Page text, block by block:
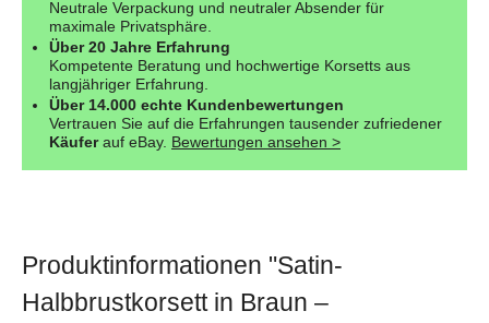
Neutrale Verpackung und neutraler Absender für
maximale Privatsphäre.
Über 20 Jahre Erfahrung
Kompetente Beratung und hochwertige Korsetts aus
langjähriger Erfahrung.
Über 14.000 echte Kundenbewertungen
Vertrauen Sie auf die Erfahrungen tausender zufriedener
Käuferauf eBay. Bewertungen ansehen >
Produktinformationen "Satin-
Halbbrustkorsett in Braun –